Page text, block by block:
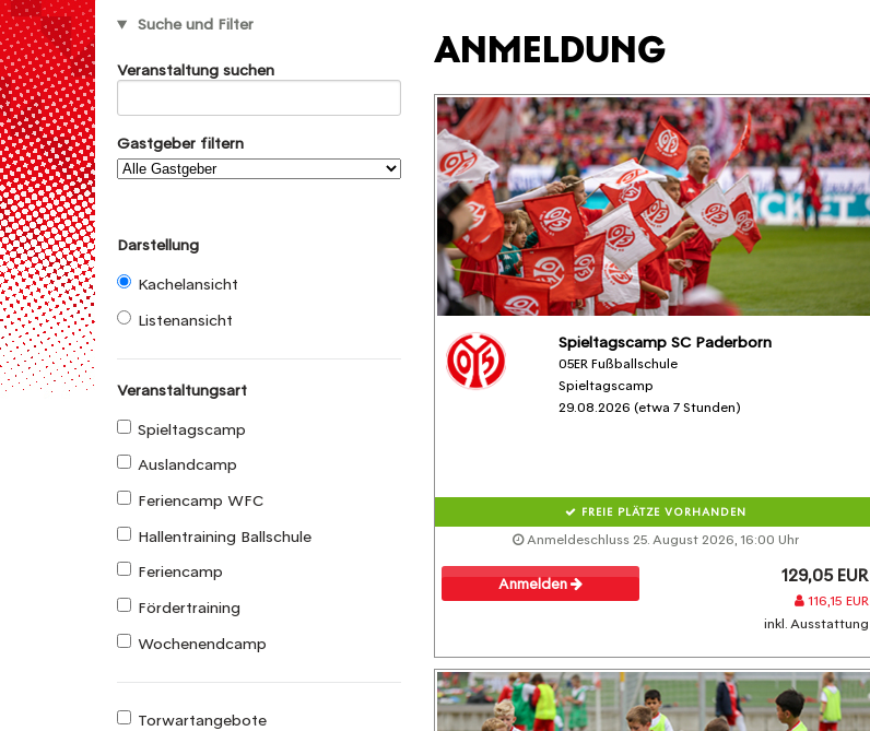
Suche und Filter
Veranstaltung suchen
Gastgeber filtern
Darstellung
Kachelansicht
Listenansicht
Veranstaltungsart
Spieltagscamp
Auslandcamp
Feriencamp WFC
Hallentraining Ballschule
Feriencamp
Fördertraining
Wochenendcamp
Torwartangebote
ANMELDUNG
Spieltagscamp SC Paderborn
05ER Fußballschule
Spieltagscamp
29.08.2026 (etwa 7 Stunden)
FREIE PLÄTZE VORHANDEN
Anmeldeschluss 25. August 2026, 16:00 Uhr
Anmelden 129,05 EUR
116,15 EUR
inkl. Ausstattung